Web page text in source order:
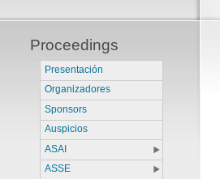
Proceedings
Presentación
Organizadores
Sponsors
Auspicios
ASAI
ASSE